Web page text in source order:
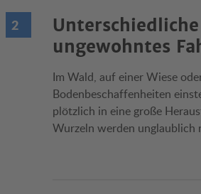
ungewohntes
Im Wald, auf einer Wiese
Bodenbeschaffenheiten
plötzlich in eine große
Wurzeln werden unglaublich